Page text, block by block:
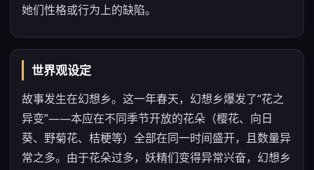
她们性格或行为上的缺陷。
世界观设定
故事发生在幻想乡。这一年春天，幻想乡爆发了“花之
异变”——本应在不同季节开放的花朵（樱花、向日
葵、野菊花、桔梗等）全部在同一时间盛开，且数量异
常之多。由于花朵过多，妖精们变得异常兴奋，幻想乡